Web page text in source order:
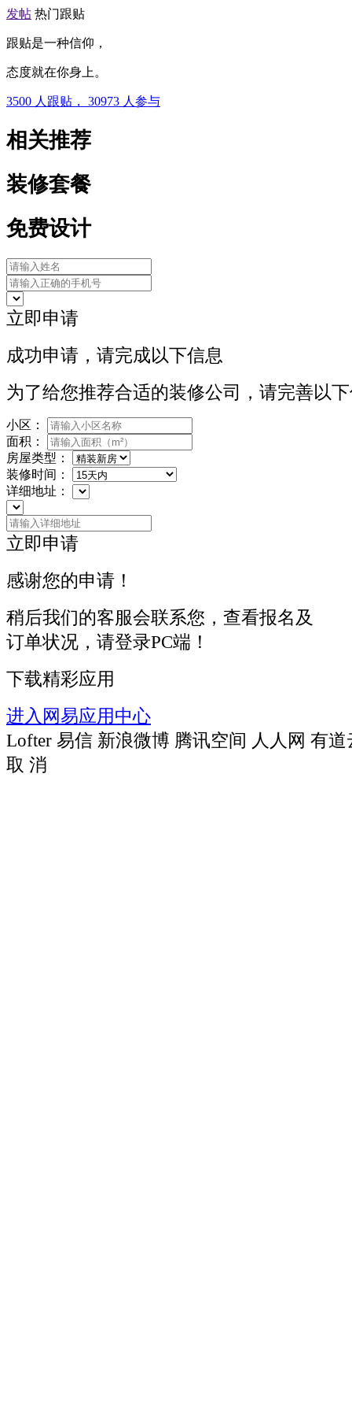
发帖 热门跟贴
跟贴是一种信仰，
态度就在你身上。
3500 人跟贴， 30973 人参与
相关推荐
装修套餐
免费设计
立即申请
成功申请，请完成以下信息
为了给您推荐合适的装修公司，请完善以
小区：
面积：
房屋类型：
装修时间：
详细地址：
立即申请
感谢您的申请！
稍后我们的客服会联系您，查看报名及
订单状况，请登录PC端！
下载精彩应用
进入网易应用中心
Lofter 易信 新浪微博 腾讯空间 人人网 有道
取 消